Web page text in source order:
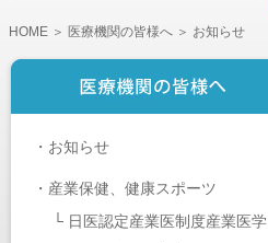
HOME ＞ 医療機関の皆様へ ＞ お知らせ
・ お知らせ
・ 産業保健、健康スポーツ
└ 日医認定産業医制度産業医学